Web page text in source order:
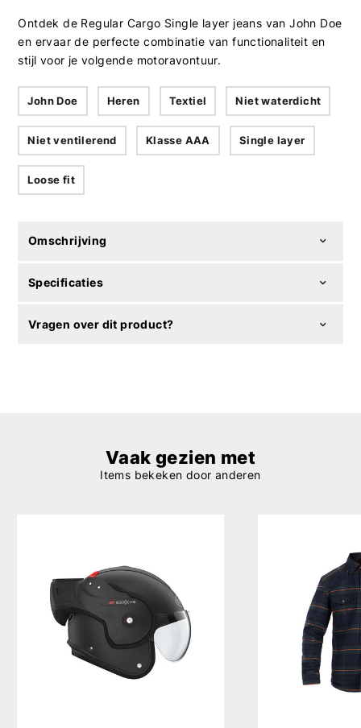
Ontdek de Regular Cargo Single layer jeans van John Doe
en ervaar de perfecte combinatie van functionaliteit en
stijl voor je volgende motoravontuur.
John Doe Heren Textiel Niet waterdicht
Niet ventilerend Klasse AAA Single layer
Loose fit
Omschrijving
Specificaties
Vragen over dit product?
Vaak gezien met
Items bekeken door anderen